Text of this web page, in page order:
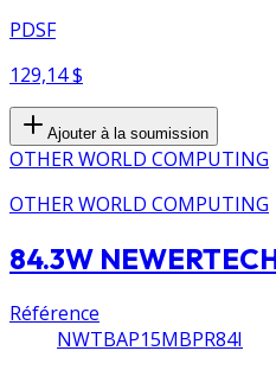
PDSF
129,14 $
Ajouter à la soumission
OTHER WORLD COMPUTING
OTHER WORLD COMPUTING
84.3W
Référence
NWTBAP15MBPR84I